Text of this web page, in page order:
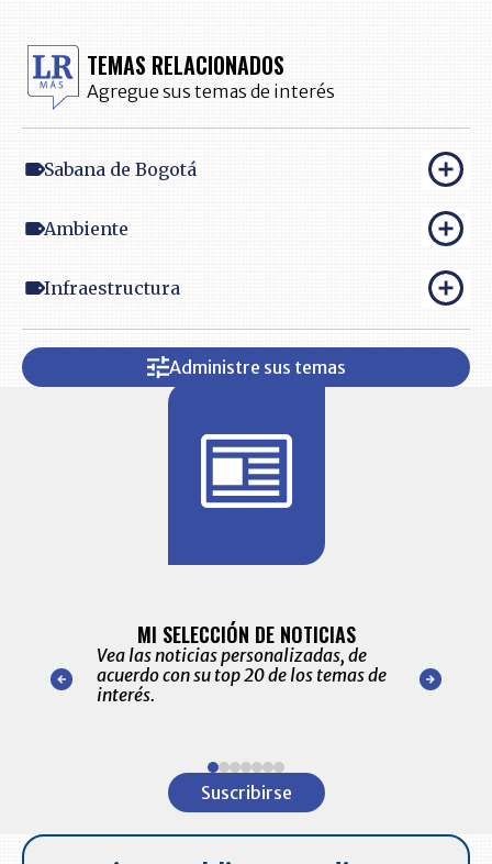
TEMAS RELACIONADOS
Agregue sus temas de interés
Sabana de Bogotá
Ambiente
Infraestructura
Administre sus temas
nuestro
para
MI SELECCIÓN DE NOTICIAS
Vea las noticias personalizadas, de
acuerdo con su top 20 de los temas de
interés.
de las
Suscribirse